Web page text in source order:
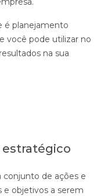
IA
é planejamento
você pode utilizar no
na sua
de ações e
objetivos a serem